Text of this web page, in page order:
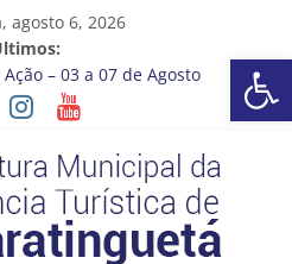
Barra de Ferramentas Aberta
agosto 6, 2026
– 03 a 07 de Agosto
revitalização da Praça
estão ainda mais lindos!
LIMPEZA DOS RESERVATÓRIOS
competições esportivas da